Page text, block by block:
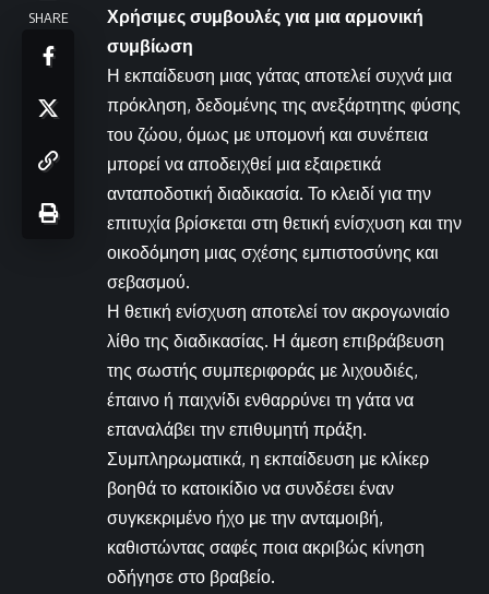
SHARE
Χρήσιμες συμβουλές για μια αρμονική
συμβίωση
Η εκπαίδευση μιας γάτας αποτελεί συχνά μια
πρόκληση, δεδομένης της ανεξάρτητης φύσης
του ζώου, όμως με υπομονή και συνέπεια
μπορεί να αποδειχθεί μια εξαιρετικά
ανταποδοτική διαδικασία. Το κλειδί για την
επιτυχία βρίσκεται στη θετική ενίσχυση και την
οικοδόμηση μιας σχέσης εμπιστοσύνης και
σεβασμού.
Η θετική ενίσχυση αποτελεί τον ακρογωνιαίο
λίθο της διαδικασίας. Η άμεση επιβράβευση
της σωστής συμπεριφοράς με λιχουδιές,
έπαινο ή παιχνίδι ενθαρρύνει τη γάτα να
επαναλάβει την επιθυμητή πράξη.
Συμπληρωματικά, η εκπαίδευση με κλίκερ
βοηθά το κατοικίδιο να συνδέσει έναν
συγκεκριμένο ήχο με την ανταμοιβή,
καθιστώντας σαφές ποια ακριβώς κίνηση
οδήγησε στο βραβείο.